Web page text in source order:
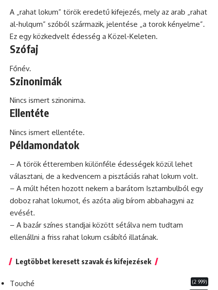
A „rahat lokum” török eredetű kifejezés, mely az arab „rahat
al-hulqum” szóból származik, jelentése „a torok kényelme”.
Ez egy közkedvelt édesség a Közel-Keleten.
Szófaj
Főnév.
Szinonimák
Nincs ismert szinonima.
Ellentéte
Nincs ismert ellentéte.
Példamondatok
– A török étteremben különféle édességek közül lehet
választani, de a kedvencem a pisztáciás rahat lokum volt.
– A múlt héten hozott nekem a barátom Isztambulból egy
doboz rahat lokumot, és azóta alig bírom abbahagyni az
evését.
– A bazár színes standjai között sétálva nem tudtam
ellenállni a friss rahat lokum csábító illatának.
Legtöbbet keresett szavak és kifejezések
Touché (2 999)